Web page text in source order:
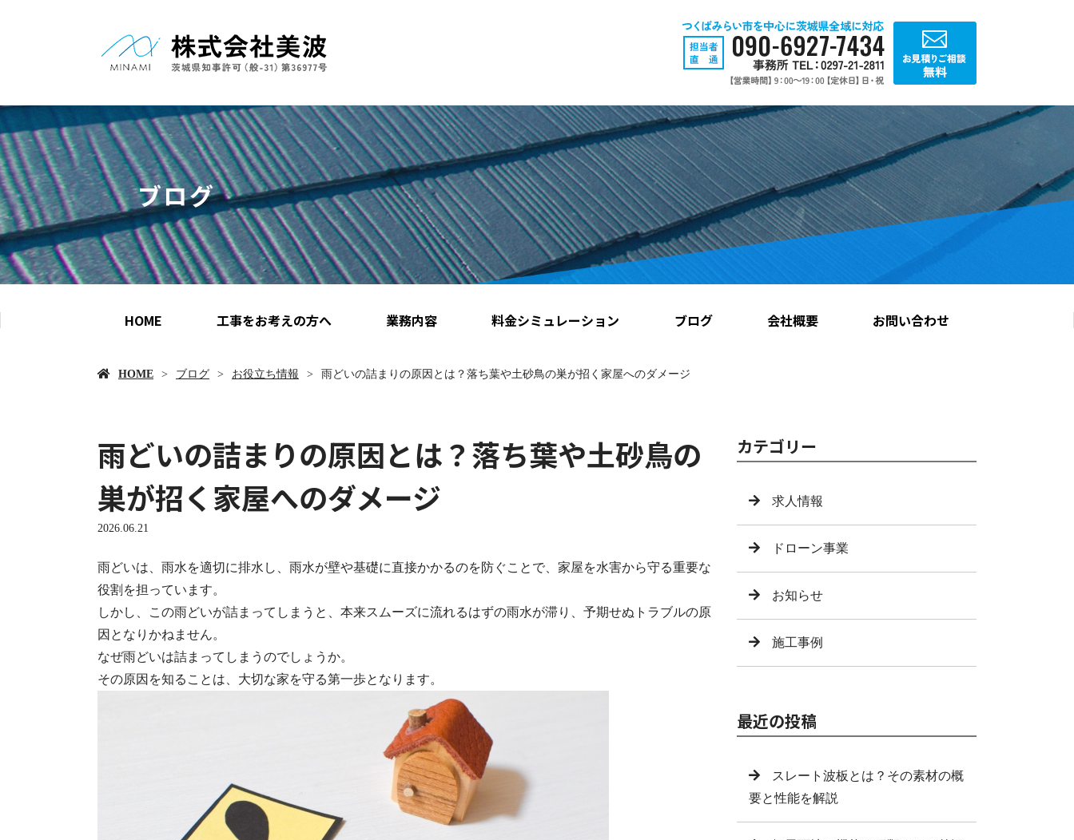
ブログ
HOME 工事をお考えの方へ 業務内容 料金シミュレーション ブログ 会社概要 お問い合わせ
HOME ブログ お役立ち情報 雨どいの詰まりの原因とは？落ち葉や土砂鳥の巣が招く家屋へのダメージ
雨どいの詰まりの原因とは？落ち葉や土砂鳥の
巣が招く家屋へのダメージ
2026.06.21
雨どいは、雨水を適切に排水し、雨水が壁や基礎に直接かかるのを防ぐことで、家屋を水害から守る重要な
役割を担っています。
しかし、この雨どいが詰まってしまうと、本来スムーズに流れるはずの雨水が滞り、予期せぬトラブルの原
因となりかねません。
なぜ雨どいは詰まってしまうのでしょうか。
その原因を知ることは、大切な家を守る第一歩となります。
カテゴリー
求人情報
ドローン事業
お知らせ
施工事例
最近の投稿
スレート波板とは？その素材の概
要と性能を解説